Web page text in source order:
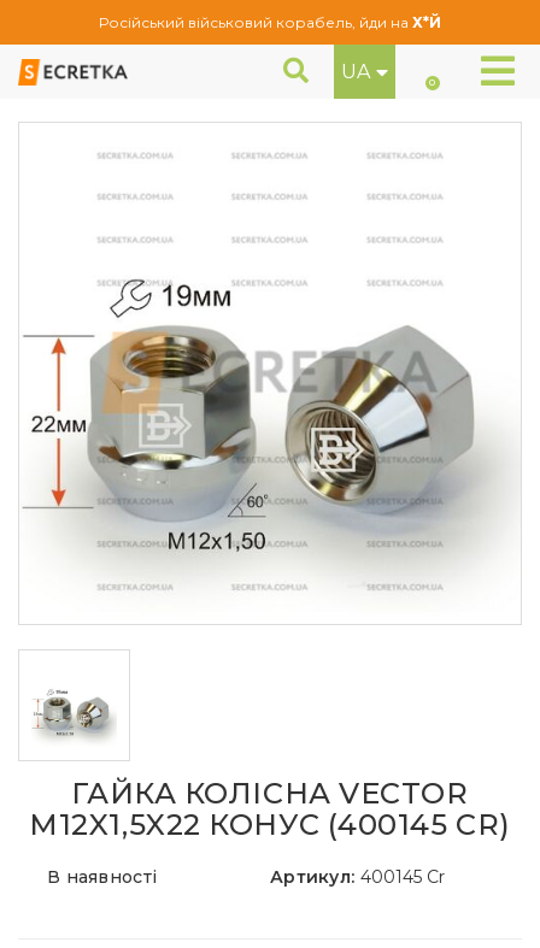
Російський військовий корабель, йди на Х*Й
UA 0
Гайки Гайка колісна Vector M12x1,5x22 Конус (400145 Cr)
ГАЙКА КОЛІСНА VECTOR
M12X1,5X22 КОНУС (400145 CR)
В наявності Артикул: 400145 Cr